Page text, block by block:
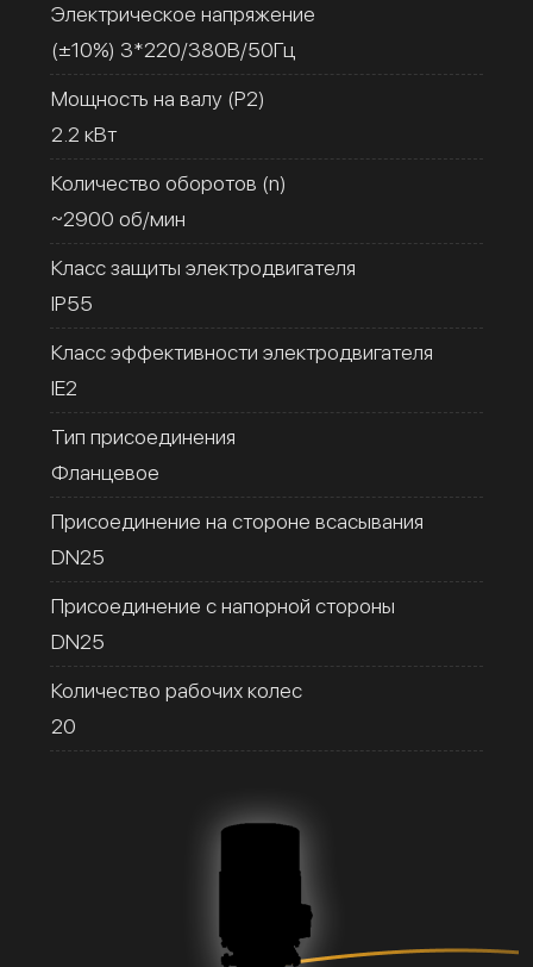
Электрическое напряжение
(±10%) 3*220/380В/50Гц
Мощность на валу (Р2)
2.2 кВт
Количество оборотов (n)
~2900 об/мин
Класс защиты электродвигателя
IP55
Класс эффективности электродвигателя
IE2
Тип присоединения
Фланцевое
Присоединение на стороне всасывания
DN25
Присоединение с напорной стороны
DN25
Количество рабочих колес
20